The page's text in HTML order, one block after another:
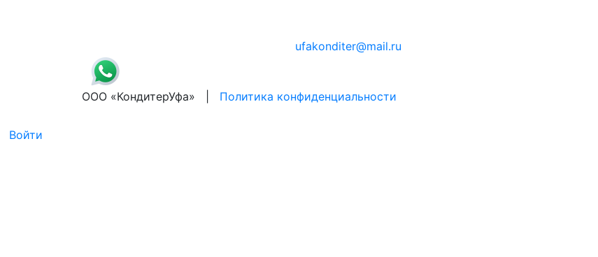
ufakonditer@mail.ru
ООО «КондитерУфа» | Политика конфиденциальности
Войти